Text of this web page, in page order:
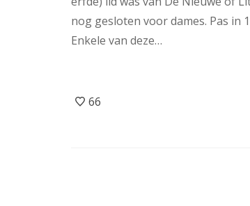
nog gesloten voor dames. Pas
Enkele van deze…
66